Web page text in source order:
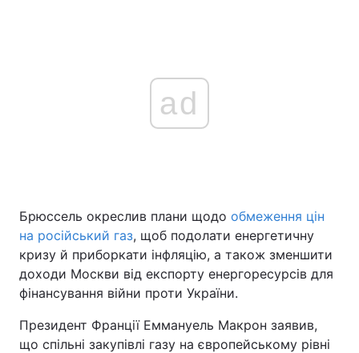
Економіка Світ
Спорт Наука
Техно і зв'язок Лайт
Зброя Інциденти
ad
Брюссель окреслив плани щодо обмеження цін
на російський газ, щоб подолати енергетичну
кризу й приборкати інфляцію, а також зменшити
доходи Москви від експорту енергоресурсів для
фінансування війни проти України.
Президент Франції Еммануель Макрон заявив,
що спільні закупівлі газу на європейському рівні